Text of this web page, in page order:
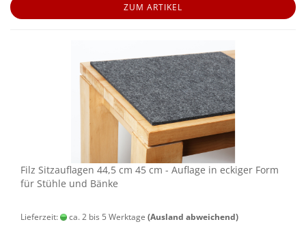
ZUM ARTIKEL
Filz Sitz­auf­la­gen 44,5 cm 45 cm - Auf­la­ge in ecki­ger Form
für Stüh­le und Bänke
Lieferzeit: ca. 2 bis 5 Werktage (Ausland abweichend)